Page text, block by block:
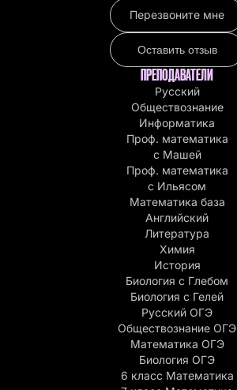
Перезвоните мне
Оставить отзыв
ПРЕПОДАВАТЕЛИ
Русский
Обществознание
Информатика
Проф. математика
с Машей
Проф. математика
c Ильясом
Математика база
Английский
Литература
Химия
История
Биология с Глебом
Биология с Гелей
Русский ОГЭ
Обществознание ОГЭ
Математика ОГЭ
Биология ОГЭ
6 класс Математика